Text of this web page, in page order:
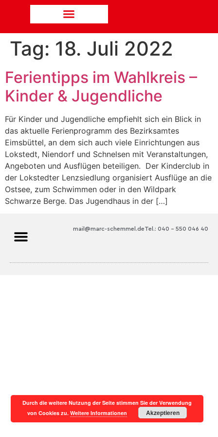
Tag: 18. Juli 2022
Ferientipps im Wahlkreis –
Kinder & Jugendliche
Für Kinder und Jugendliche empfiehlt sich ein Blick in
das aktuelle Ferienprogramm des Bezirksamtes
Eimsbüttel, an dem sich auch viele Einrichtungen aus
Lokstedt, Niendorf und Schnelsen mit Veranstaltungen,
Angeboten und Ausflügen beteiligen. Der Kinderclub in
der Lokstedter Lenzsiedlung organisiert Ausflüge an die
Ostsee, zum Schwimmen oder in den Wildpark
Schwarze Berge. Das Jugendhaus in der […]
Tel.: 040 – 550 046 40
mail@marc-schemmel.de
Durch die weitere Nutzung der Seite stimmen Sie der Verwendung
von Cookies zu.Weitere Informationen Akzeptieren